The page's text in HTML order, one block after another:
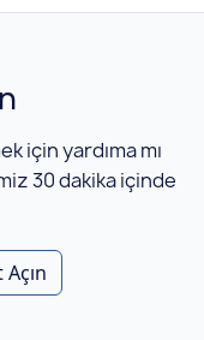
için yardıma mı
30 dakika içinde